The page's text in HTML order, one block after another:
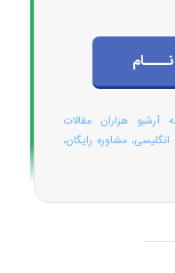
هزاران مقالات
مشاوره رایگان،